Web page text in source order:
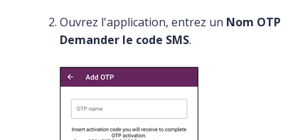
Ouvrez l'application, entrez un Nom OTP
Demander le code SMS.